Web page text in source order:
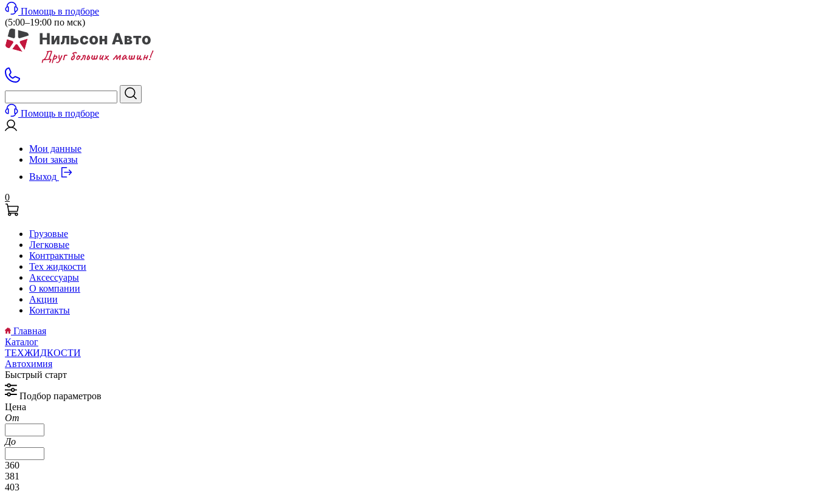
Помощь в подборе
(5:00–19:00 по мск)
Помощь в подборе
Мои данные
Мои заказы
Выход
0
Грузовые
Легковые
Контрактные
Тех жидкости
Аксессуары
О компании
Акции
Контакты
Главная
Каталог
ТЕХЖИДКОСТИ
Автохимия
Быстрый старт
Подбор параметров
Цена
От
До
360
381
403